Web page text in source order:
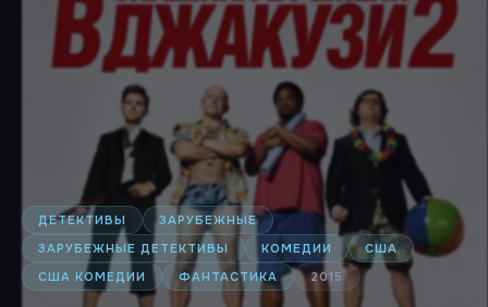
ДЕТЕКТИВЫ
ЗАРУБЕЖНЫЕ
ЗАРУБЕЖНЫЕ ДЕТЕКТИВЫ
КОМЕДИИ
США
США КОМЕДИИ
ФАНТАСТИКА 2015